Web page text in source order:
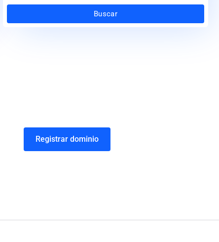
Buscar
Registrar dominio